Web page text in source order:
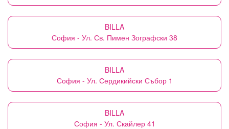
BILLA
София - Ул. Св. Пимен Зографски 38
BILLA
София - Ул. Сердикийски Събор 1
BILLA
София - Ул. Скайлер 41